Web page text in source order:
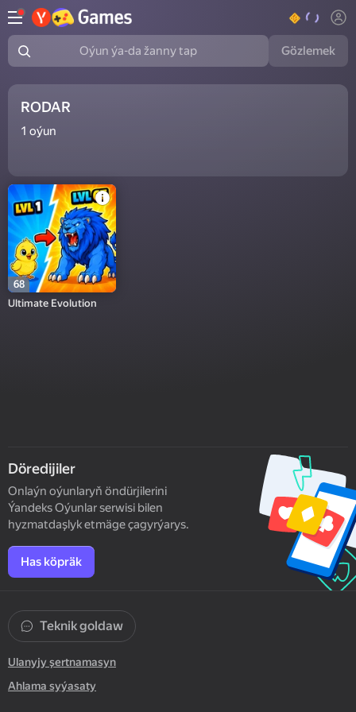
Oýun ýa-da žanny tap Gözlemek
RODAR
1 oýun
68
Ultimate Evolution
Döredijiler
Onlaýn oýunlaryň öndürjilerini
Ýandeks Oýunlar serwisi bilen
hyzmatdaşlyk etmäge çagyrýarys.
Has köpräk
Ulanyjy şertnamasyn
Ahlama syýasaty
Teknik goldaw